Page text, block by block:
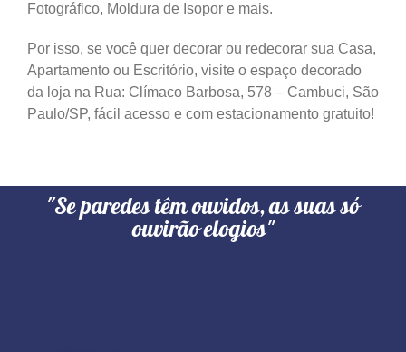
Fotográfico, Moldura de Isopor e mais.
Por isso, se você quer decorar ou redecorar sua Casa,
Apartamento ou Escritório, visite o espaço decorado
da loja na Rua: Clímaco Barbosa, 578 – Cambuci, São
Paulo/SP, fácil acesso e com estacionamento gratuito!
"Se paredes têm ouvidos, as suas só
ouvirão elogios"